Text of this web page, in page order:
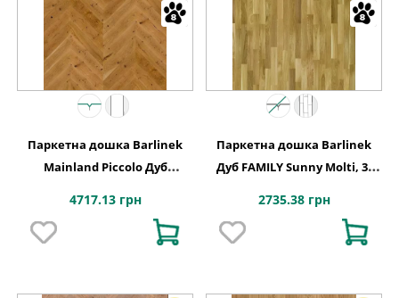
Паркетна дошка Barlinek
Mainland Piccolo Дуб
4717.13 грн
Паркетна дошка Barlinek
Дуб FAMILY Sunny Molti, 3-
2735.38 грн